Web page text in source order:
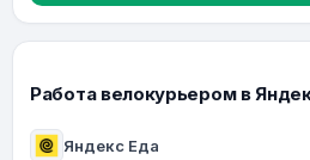
Работа велокурьером в
Яндекс Еда